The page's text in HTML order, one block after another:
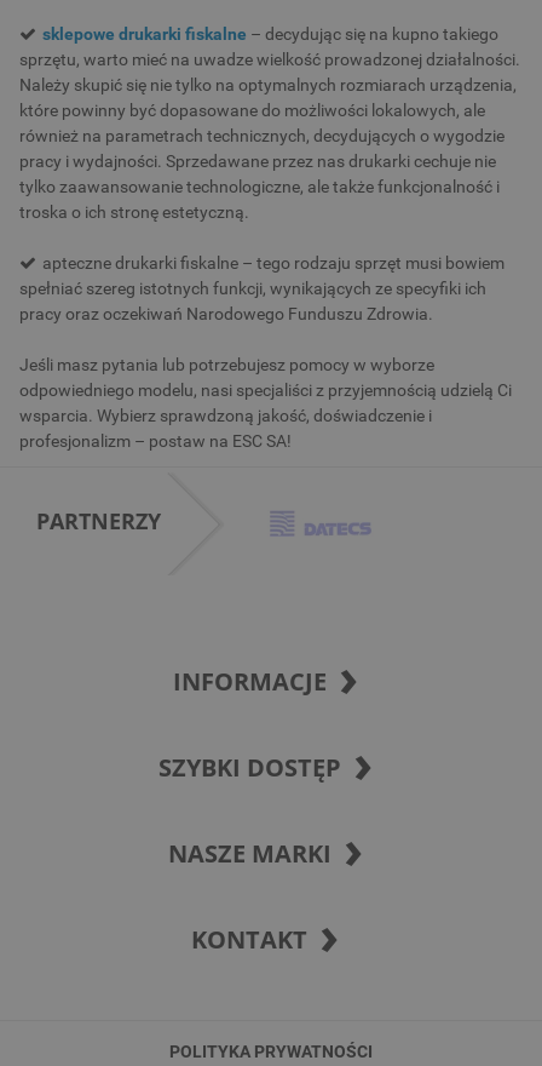
sklepowe drukarki fiskalne – decydując się na kupno takiego
sprzętu, warto mieć na uwadze wielkość prowadzonej działalności.
Należy skupić się nie tylko na optymalnych rozmiarach urządzenia,
które powinny być dopasowane do możliwości lokalowych, ale
również na parametrach technicznych, decydujących o wygodzie
pracy i wydajności. Sprzedawane przez nas drukarki cechuje nie
tylko zaawansowanie technologiczne, ale także funkcjonalność i
troska o ich stronę estetyczną.
apteczne drukarki fiskalne – tego rodzaju sprzęt musi bowiem
spełniać szereg istotnych funkcji, wynikających ze specyfiki ich
pracy oraz oczekiwań Narodowego Funduszu Zdrowia.
Jeśli masz pytania lub potrzebujesz pomocy w wyborze
odpowiedniego modelu, nasi specjaliści z przyjemnością udzielą Ci
wsparcia. Wybierz sprawdzoną jakość, doświadczenie i
profesjonalizm – postaw na ESC SA!
PARTNERZY
INFORMACJE
SZYBKI DOSTĘP
NASZE MARKI
KONTAKT
POLITYKA PRYWATNOŚCI